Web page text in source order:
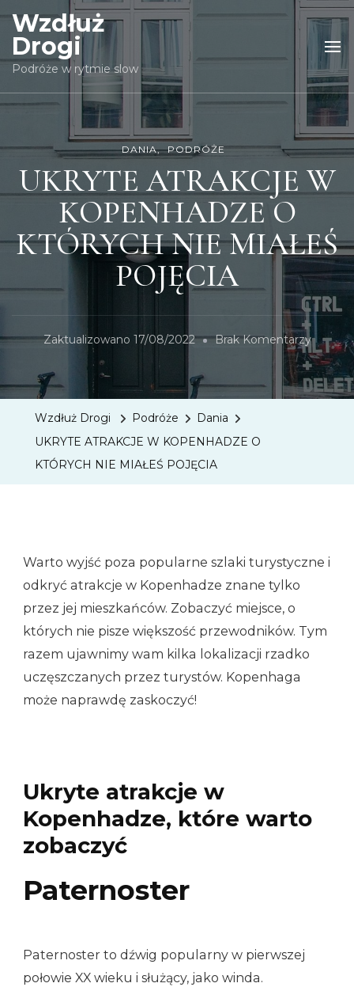
Wzdłuż
Drogi
Podróże w rytmie slow
DANIA PODRÓŻE
UKRYTE ATRAKCJE W
KOPENHADZE O
KTÓRYCH NIE MIAŁEŚ
POJĘCIA
Zaktualizowano 17/08/2022 Brak KomentarzyDo
Wzdłuż Drogi Podróże
Dania
UKRYTE ATRAKCJE W KOPENHADZE O
KTÓRYCH NIE MIAŁEŚ POJĘCIA
Warto wyjść poza popularne szlaki turystyczne i
odkryć atrakcje w Kopenhadze znane tylko
przez jej mieszkańców. Zobaczyć miejsce, o
których nie pisze większość przewodników. Tym
razem ujawnimy wam kilka lokalizacji rzadko
uczęszczanych przez turystów. Kopenhaga
może naprawdę zaskoczyć!
Ukryte atrakcje w
Kopenhadze, które warto
zobaczyć
Paternoster
Paternoster to dźwig popularny w pierwszej
połowie XX wieku i służący, jako winda.